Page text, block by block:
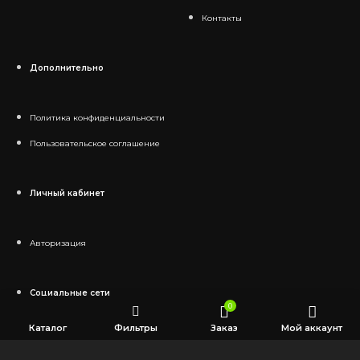
Контакты
Дополнительно
Политика конфиденциальности
Пользовательское соглашение
Личный кабинет
Авторизация
Социальные сети
Каталог Фильтры
0
Заказ Мой аккаунт